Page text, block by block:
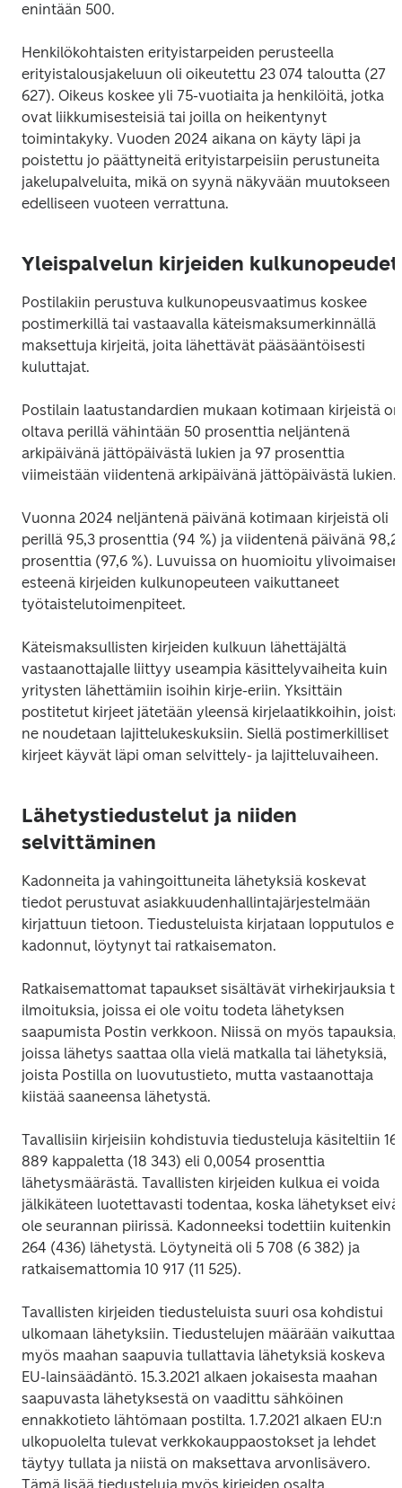
enintään 500.
Henkilökohtaisten erityistarpeiden perusteella
erityistalousjakeluun oli oikeutettu 23 074 taloutta (27
627). Oikeus koskee yli 75-vuotiaita ja henkilöitä, jotka
ovat liikkumisesteisiä tai joilla on heikentynyt
toimintakyky. Vuoden 2024 aikana on käyty läpi ja
poistettu jo päättyneitä erityistarpeisiin perustuneita
jakelupalveluita, mikä on syynä näkyvään muutokseen
edelliseen vuoteen verrattuna.
Yleispalvelun kirjeiden kulkunopeudet
Postilakiin perustuva kulkunopeusvaatimus koskee
postimerkillä tai vastaavalla käteismaksumerkinnällä
maksettuja kirjeitä, joita lähettävät pääsääntöisesti
kuluttajat.
Postilain laatustandardien mukaan kotimaan kirjeistä on
oltava perillä vähintään 50 prosenttia neljäntenä
arkipäivänä jättöpäivästä lukien ja 97 prosenttia
viimeistään viidentenä arkipäivänä jättöpäivästä lukien.
Vuonna 2024 neljäntenä päivänä kotimaan kirjeistä oli
perillä 95,3 prosenttia (94 %) ja viidentenä päivänä 98,2
prosenttia (97,6 %). Luvuissa on huomioitu
esteenä kirjeiden kulkunopeuteen vaikuttaneet
työtaistelutoimenpiteet.
Käteismaksullisten kirjeiden kulkuun lähettäjältä
vastaanottajalle liittyy useampia käsittelyvaiheita kuin
yritysten lähettämiin isoihin kirje-eriin. Yksittäin
postitetut kirjeet jätetään yleensä kirjelaatikkoihin, joista
ne noudetaan lajittelukeskuksiin. Siellä postimerkilliset
kirjeet käyvät läpi oman selvittely- ja lajitteluvaiheen.
Lähetystiedustelut ja niiden
selvittäminen
Kadonneita ja vahingoittuneita lähetyksiä koskevat
tiedot perustuvat asiakkuudenhallintajärjestelmään
kirjattuun tietoon. Tiedusteluista kirjataan lopputulos eli
kadonnut, löytynyt tai ratkaisematon.
Ratkaisemattomat tapaukset sisältävät virhekirjauksia
ilmoituksia, joissa ei ole voitu todeta lähetyksen
saapumista Postin verkkoon. Niissä on myös tapauksia,
joissa lähetys saattaa olla vielä matkalla tai lähetyksiä,
joista Postilla on luovutustieto, mutta vastaanottaja
kiistää saaneensa lähetystä.
Tavallisiin kirjeisiin kohdistuvia tiedusteluja käsiteltiin 16
889 kappaletta (18 343) eli 0,0054 prosenttia
lähetysmäärästä. Tavallisten kirjeiden kulkua ei voida
jälkikäteen luotettavasti todentaa, koska lähetykset
ole seurannan piirissä. Kadonneeksi todettiin kuitenkin
264 (436) lähetystä. Löytyneitä oli 5 708 (6 382) ja
ratkaisemattomia 10 917 (11 525).
Tavallisten kirjeiden tiedusteluista suuri osa kohdistui
ulkomaan lähetyksiin. Tiedustelujen määrään vaikuttaa
myös maahan saapuvia tullattavia lähetyksiä koskeva
EU-lainsäädäntö. 15.3.2021 alkaen jokaisesta maahan
saapuvasta lähetyksestä on vaadittu sähköinen
ennakkotieto lähtömaan postilta. 1.7.2021 alkaen EU:n
ulkopuolelta tulevat verkkokauppaostokset ja lehdet
täytyy tullata ja niistä on maksettava arvonlisävero.